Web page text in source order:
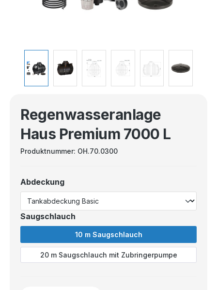
Regenwasseranlage
Haus Premium 7000 L
Produktnummer: OH.70.0300
Abdeckung
Saugschlauch
10 m Saugschlauch
20 m Saugschlauch mit Zubringerpumpe